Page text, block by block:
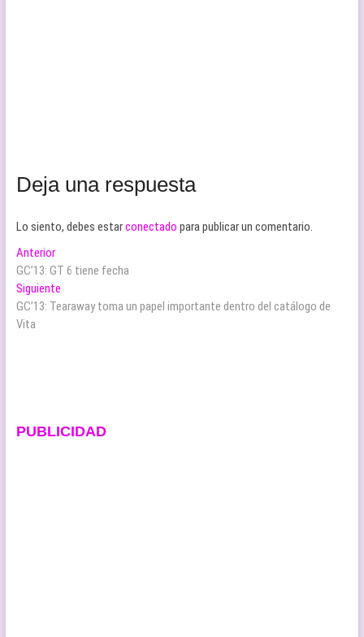
Deja una respuesta
Lo siento, debes estarconectado para publicar un comentario.
Navegación
de
entradas
AnteriorEntrada
anterior:
GC’13: GT 6 tiene fecha
SiguienteEntrada
siguiente:
GC’13: Tearaway toma un papel importante dentro del catálogo de
Vita
PUBLICIDAD